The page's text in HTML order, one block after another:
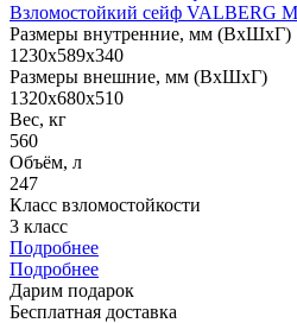
Взломостойкий сейф VALBERG
Размеры внутренние, мм (ВхШхГ)
1230x589x340
Размеры внешние, мм (ВхШхГ)
1320x680x510
Вес, кг
560
Объём, л
247
Класс взломостойкости
3 класс
Подробнее
Подробнее
Дарим подарок
Бесплатная доставка